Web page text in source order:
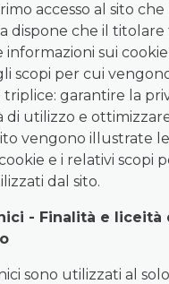
accesso al sito
dispone che il titolare
sui cookie
scopi per cui
triplice: garantire la
di utilizzo e
vengono illustrate
e i relativi scopi
dal sito.
- Finalità e liceità
sono utilizzati al